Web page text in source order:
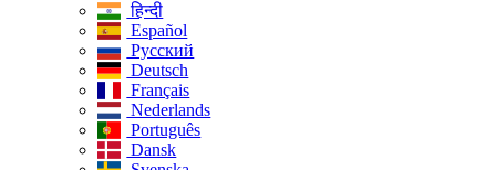
हिन्दी
Español
Русский
Deutsch
Français
Nederlands
Português
Dansk